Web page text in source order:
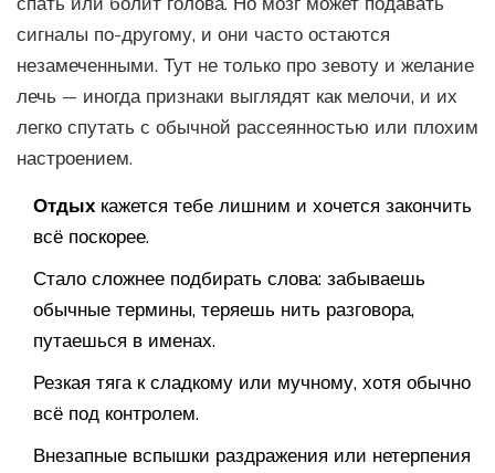
сигналы по-другому, и они часто остаются
незамеченными. Тут не только про зевоту и желание
лечь — иногда признаки выглядят как мелочи, и их
легко спутать с обычной рассеянностью или плохим
настроением.
Отдых кажется тебе лишним и хочется закончить
всё поскорее.
Стало сложнее подбирать слова: забываешь
обычные термины, теряешь нить разговора,
путаешься в именах.
Резкая тяга к сладкому или мучному, хотя обычно
всё под контролем.
Внезапные вспышки раздражения или нетерпения